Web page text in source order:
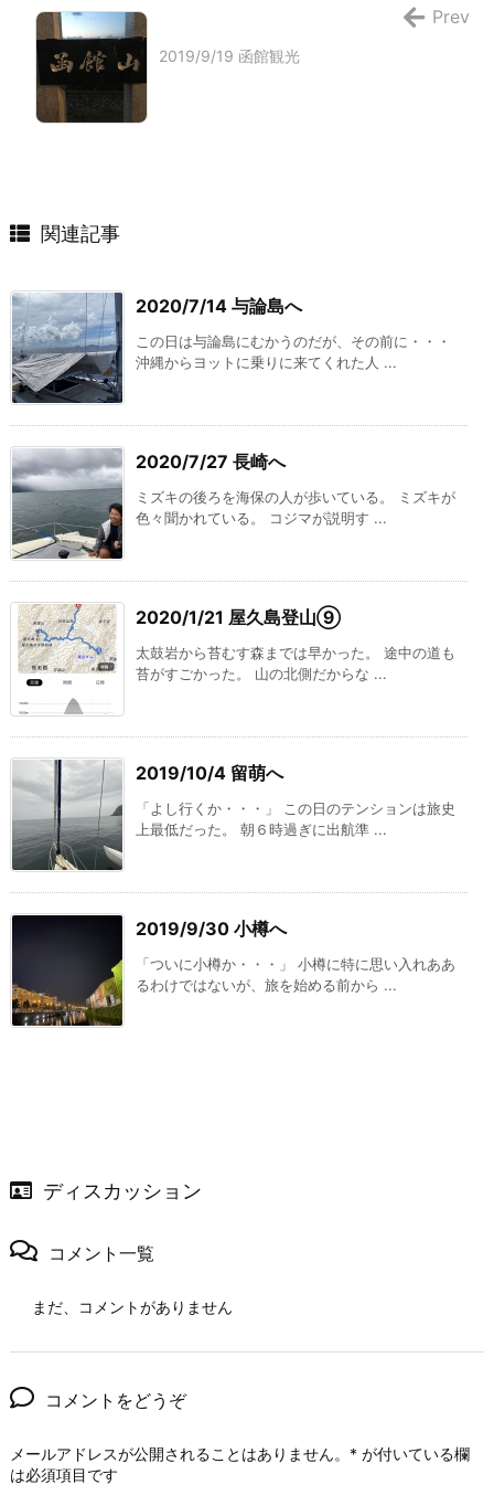
2019/9/19 函館観光
Prev
関連記事
2020/7/14 与論島へ
この日は与論島にむかうのだが、その前に・・・
沖縄からヨットに乗りに来てくれた人 ...
2020/7/27 長崎へ
ミズキの後ろを海保の人が歩いている。 ミズキが
色々聞かれている。 コジマが説明す ...
2020/1/21 屋久島登山⑨
太鼓岩から苔むす森までは早かった。 途中の道も
苔がすごかった。 山の北側だからな ...
2019/10/4 留萌へ
「よし行くか・・・」 この日のテンションは旅史
上最低だった。 朝６時過ぎに出航準 ...
2019/9/30 小樽へ
「ついに小樽か・・・」 小樽に特に思い入れああ
るわけではないが、旅を始める前から ...
ディスカッション
コメント一覧
まだ、コメントがありません
コメントをどうぞ
メールアドレスが公開されることはありません。 * が付いている欄
は必須項目です